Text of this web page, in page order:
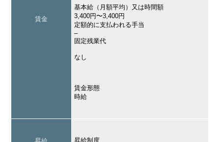
賃金
基本給（月額平均）又は時間額
3,400円〜3,400円
定額的に支払われる手当
–
固定残業代
なし
賃金形態
時給
昇給制度